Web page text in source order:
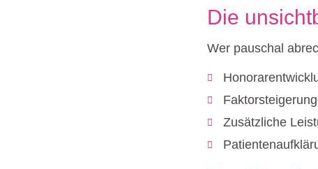
Die
Wer pauschal
Zusätzliche